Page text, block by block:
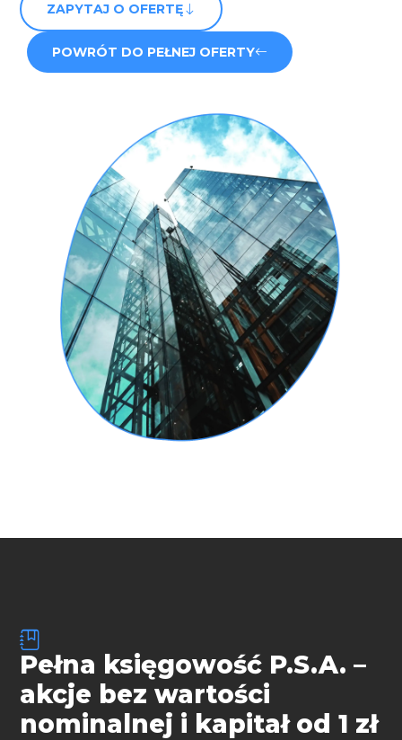
ZAPYTAJ O OFERTĘ
POWRÓT DO PEŁNEJ OFERTY
Pełna księgowość P.S.A. –
akcje bez wartości
nominalnej i kapitał od 1 zł